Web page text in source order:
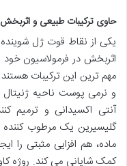
حاوی ترکیبات طبیعی و
یکی از نقاط قوت ژل شوینده
اثربخش در فرمولاسیون
مهم ترین این ترکیبات
و نرمی پوست ناحیه
آنتی اکسیدانی و ترمیم
گلیسیرین یک مرطوب
ماده، هم افزایی مثبتی
کمک شایانی می کند. روژه